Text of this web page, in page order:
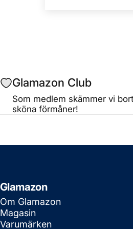
Glamazon Club
Som medlem skämmer vi
sköna förmåner!
Glamazon
Om Glamazon
Magasin
Varumärken